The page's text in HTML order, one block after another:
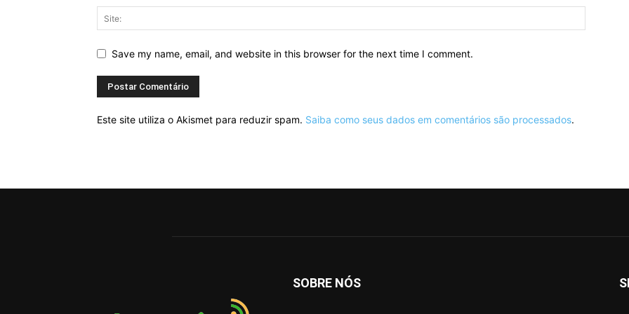
Save my name, email, and website in this browser for the next time I comment.
Este site utiliza o Akismet para reduzir spam. Saiba como seus dados em comentários são processados.
SOBRE NÓS